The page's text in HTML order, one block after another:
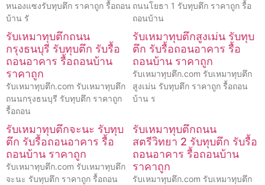
หนองแซงรับทุบตึก ราคาถูก รื้อถอน
บ้าน รั
ถนนโยธา 1 รับทุบตึก ราคาถูก รื้อ
ถอนบ้าน
รับเหมาทุบตึกถนน
กรุงธนบุรี รับทุบตึก รับรื้อ
ถอนอาคาร รื้อถอนบ้าน
ราคาถูก
รับเหมาทุบตึก.com รับเหมาทุบตึก
ถนนกรุงธนบุรี รับทุบตึก ราคาถูก
รื้อถอน
รับเหมาทุบตึกสูงเม่น รับทุบ
ตึก รับรื้อถอนอาคาร รื้อ
ถอนบ้าน ราคาถูก
รับเหมาทุบตึก.com รับเหมาทุบตึก
สูงเม่น รับทุบตึก ราคาถูก รื้อถอน
บ้าน ร
รับเหมาทุบตึกจะนะ รับทุบ
ตึก รับรื้อถอนอาคาร รื้อ
ถอนบ้าน ราคาถูก
รับเหมาทุบตึก.com รับเหมาทุบตึก
จะนะ รับทุบตึก ราคาถูก รื้อถอน
รับเหมาทุบตึกถนน
สตรีวิทยา 2 รับทุบตึก รับรื้อ
ถอนอาคาร รื้อถอนบ้าน
ราคาถูก
รับเหมาทุบตึก.com รับเหมาทุบตึก